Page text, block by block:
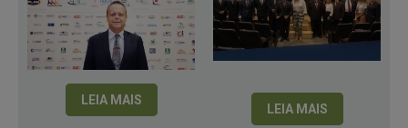
LEIA MAIS
LEIA MAIS